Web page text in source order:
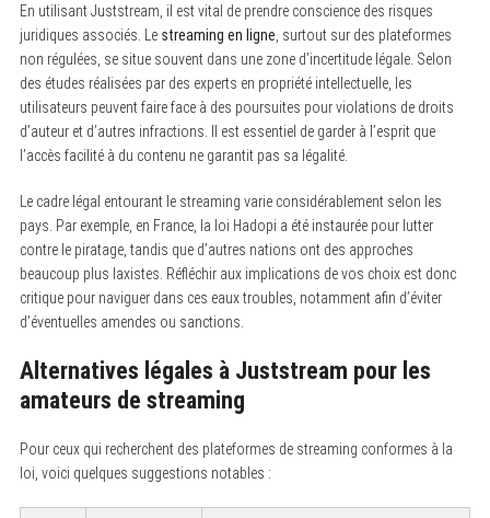
En utilisant Juststream, il est vital de prendre conscience des risques
juridiques associés. Le streaming en ligne , surtout sur des plateformes
non régulées, se situe souvent dans une zone d’incertitude légale. Selon
des études réalisées par des experts en propriété intellectuelle, les
utilisateurs peuvent faire face à des poursuites pour violations de droits
d’auteur et d’autres infractions. Il est essentiel de garder à l’esprit que
l’accès facilité à du contenu ne garantit pas sa légalité.
Le cadre légal entourant le streaming varie considérablement selon les
pays. Par exemple, en France, la loi Hadopi a été instaurée pour lutter
contre le piratage, tandis que d’autres nations ont des approches
beaucoup plus laxistes. Réfléchir aux implications de vos choix est donc
critique pour naviguer dans ces eaux troubles, notamment afin d’éviter
d’éventuelles amendes ou sanctions.
Alternatives légales à Juststream pour les
amateurs de streaming
Pour ceux qui recherchent des plateformes de streaming conformes à la
loi, voici quelques suggestions notables :
e
a
c